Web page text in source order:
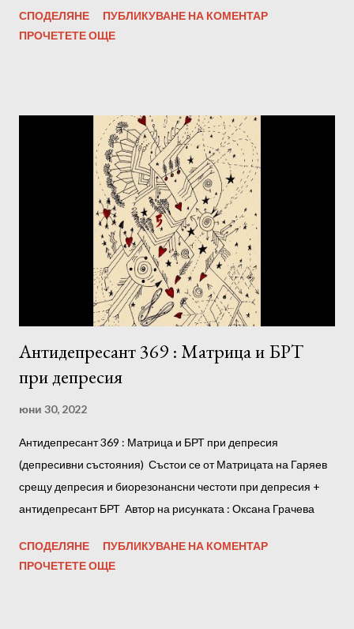
СПОДЕЛЯНЕ
ПУБЛИКУВАНЕ НА КОМЕНТАР
ПРОЧЕТЕТЕ ОЩЕ
Антидепресант 369 : Матрица и БРТ
при депресия
юни 30, 2022
Антидепресант 369 : Матрица и БРТ при депресия
(депресивни състояния) Състои се от Матрицата на Гаряев
срещу депресия и биорезонансни честоти при депресия +
антидепресант БРТ Автор на рисунката : Оксана Грачева
СПОДЕЛЯНЕ
ПУБЛИКУВАНЕ НА КОМЕНТАР
ПРОЧЕТЕТЕ ОЩЕ